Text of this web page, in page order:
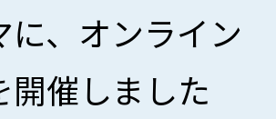
に、オンライン
開催しました